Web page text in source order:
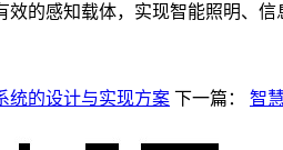
效的感知载体，实现智能照明、
统的设计与实现方案 下一篇： 智